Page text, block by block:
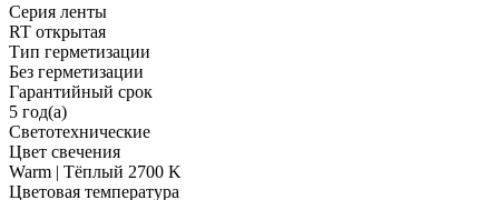
Серия ленты
RT открытая
Тип герметизации
Без герметизации
Гарантийный срок
5 год(а)
Светотехнические
Цвет свечения
Warm | Тёплый 2700 K
Цветовая температура